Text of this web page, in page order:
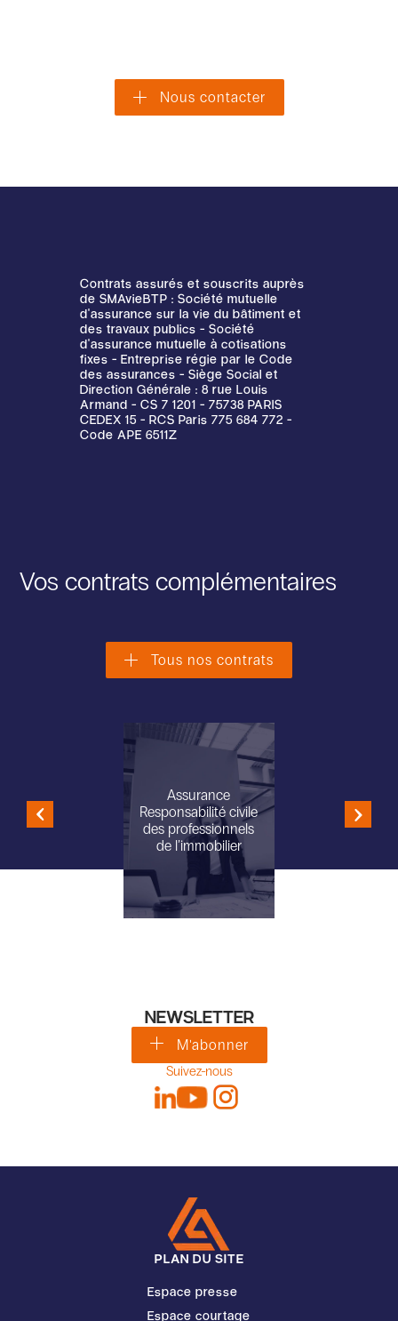
Nous contacter
Contrats assurés et souscrits auprès
de SMAvieBTP : Société mutuelle
d'assurance sur la vie du bâtiment et
des travaux publics - Société
d'assurance mutuelle à cotisations
fixes - Entreprise régie par le Code
des assurances - Siège Social et
Direction Générale : 8 rue Louis
Armand - CS 7 1201 - 75738 PARIS
CEDEX 15 - RCS Paris 775 684 772 -
Code APE 6511Z
Vos contrats complémentaires
Tous nos contrats
Assurance
Responsabilité civile
des professionnels
de l’immobilier
NEWSLETTER
M'abonner
Suivez-nous
PLAN DU SITE
Espace presse
Espace courtage